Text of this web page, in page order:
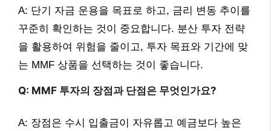
A: 단기 자금 운용을 목표로 하고, 금리 변동 추이를
꾸준히 확인하는 것이 중요합니다. 분산 투자 전략
을 활용하여 위험을 줄이고, 투자 목표와 기간에 맞
는 MMF 상품을 선택하는 것이 좋습니다.
Q: MMF 투자의 장점과 단점은 무엇인가요?
A: 장점은 수시 입출금이 자유롭고 예금보다 높은